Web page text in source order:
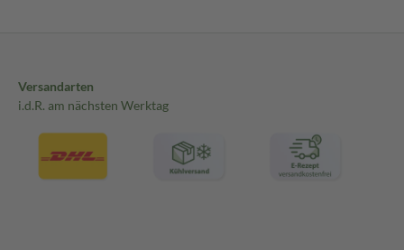
Versandarten
i.d.R. am nächsten Werktag